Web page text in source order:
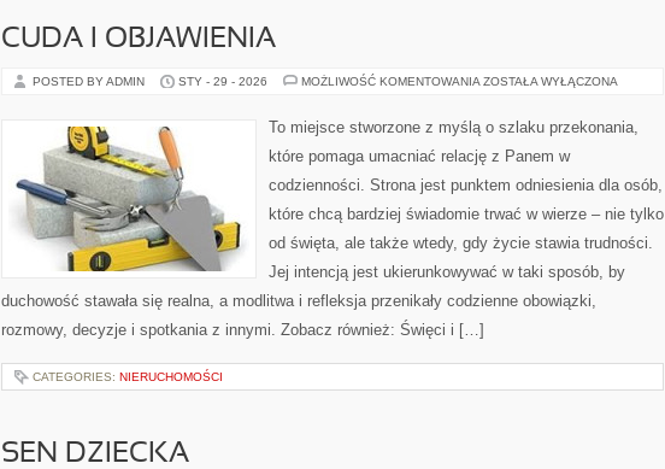
CUDA I OBJAWIENIA
POSTED BY ADMIN STY - 29 - 2026 MOŻLIWOŚĆ KOMENTOWANIA CUDA
ZOSTAŁA WYŁĄCZONA
To miejsce stworzone z myślą o szlaku przekonania,
które pomaga umacniać relację z Panem w
codzienności. Strona jest punktem odniesienia dla osób,
które chcą bardziej świadomie trwać w wierze – nie tylko
od święta, ale także wtedy, gdy życie stawia trudności.
Jej intencją jest ukierunkowywać w taki sposób, by
duchowość stawała się realna, a modlitwa i refleksja przenikały codzienne obowiązki,
rozmowy, decyzje i spotkania z innymi. Zobacz również: Święci i […]
CATEGORIES: NIERUCHOMOŚCI
SEN DZIECKA